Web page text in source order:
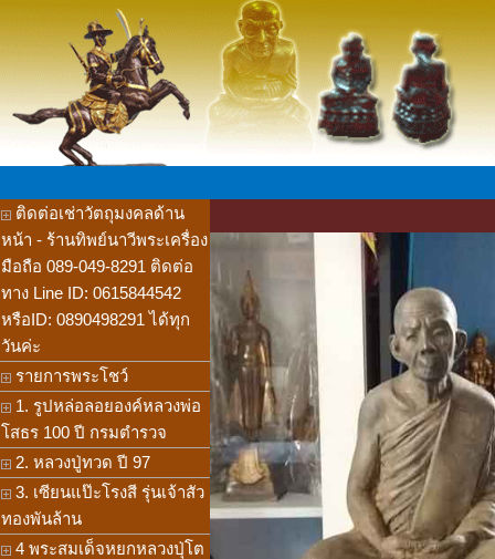
ติดต่อเช่าวัตถุมงคลด้าน
หน้า - ร้านทิพย์นาวีพระเครื่อง
มือถือ 089-049-8291 ติดต่อ
ทาง Line ID: 0615844542
หรือID: 0890498291 ได้ทุก
วันค่ะ
รายการพระโชว์
1. รูปหล่อลอยองค์หลวงพ่อ
โสธร 100 ปี กรมตำรวจ
2. หลวงปู่ทวด ปี 97
3. เซียนแป๊ะโรงสี รุ่นเจ้าสัว
ทองพันล้าน
4 พระสมเด็จหยกหลวงปุ่โต